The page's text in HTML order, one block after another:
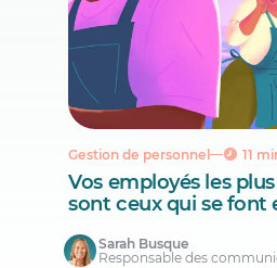
Gestion de personnel 11
Vos employés les
sont ceux qui se font
Sarah Busque
Responsable des